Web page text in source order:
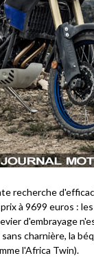
recherche
à 9699 euros :
d'embrayage
charnière, la
l'Africa Twin).